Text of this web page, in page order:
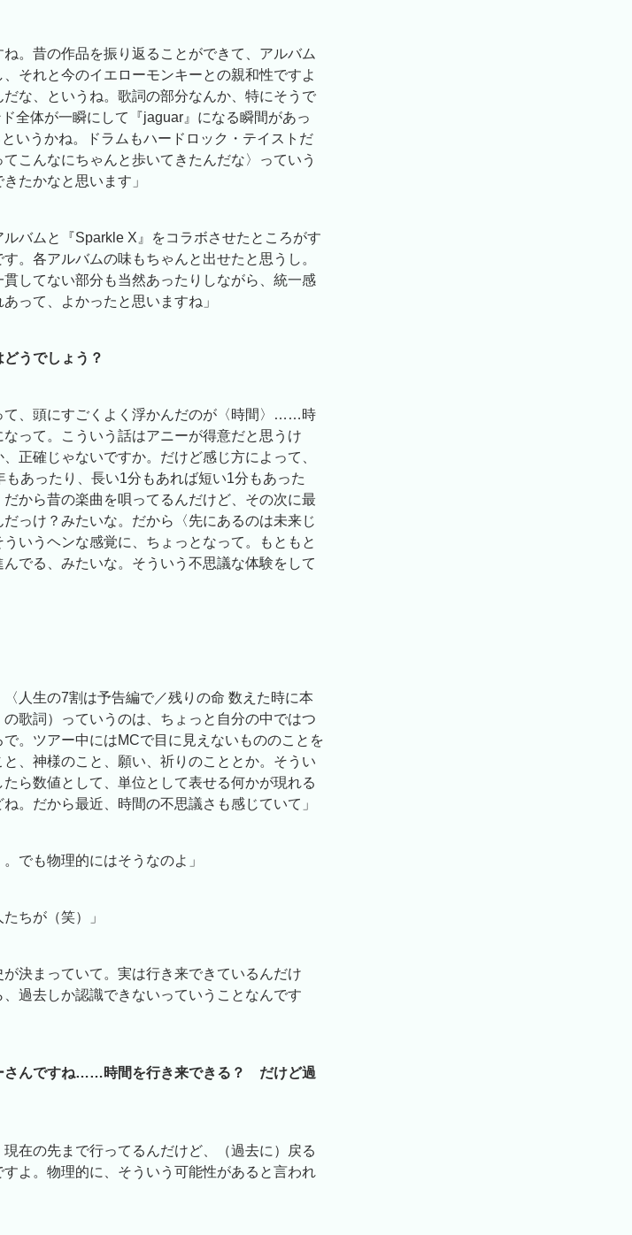
ね。昔の作品を振り返ることができて、アルバム
それと今のイエローモンキーとの親和性ですよ
な、というね。歌詞の部分なんか、特にそうで
全体が一瞬にして『jaguar』になる瞬間があっ
いうかね。ドラムもハードロック・テイストだ
こんなにちゃんと歩いてきたんだな〉っていう
たかなと思います」
ルバムと『Sparkle X』をコラボさせたところがす
。各アルバムの味もちゃんと出せたと思うし。
してない部分も当然あったりしながら、統一感
って、よかったと思いますね」
うでしょう？
て、頭にすごくよく浮かんだのが〈時間〉……時
って。こういう話はアニーが得意だと思うけ
正確じゃないですか。だけど感じ方によって、
あったり、長い1分もあれば短い1分もあった
から昔の楽曲を唄ってるんだけど、その次に最
っけ？みたいな。だから〈先にあるのは未来じ
いうヘンな感覚に、ちょっとなって。もともと
でる、みたいな。そういう不思議な体験をして
〈人生の7割は予告編で／残りの命 数えた時に本
歌詞）っていうのは、ちょっと自分の中ではつ
。ツアー中にはMCで目に見えないもののことを
、神様のこと、願い、祈りのこととか。そうい
ら数値として、単位として表せる何かが現れる
。だから最近、時間の不思議さも感じていて」
でも物理的にはそうなのよ」
ちが（笑）」
が決まっていて。実は行き来できているんだけ
過去しか認識できないっていうことなんです
さんですね……時間を行き来できる？ だけど過
現在の先まで行ってるんだけど、（過去に）戻る
よ。物理的に、そういう可能性があると言われ